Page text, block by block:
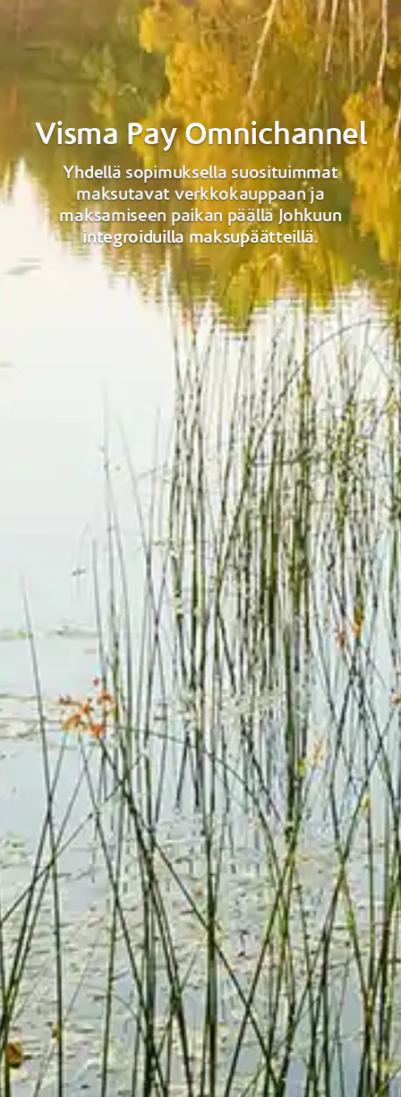
Visma Pay Omnichannel
Yhdellä sopimuksella suosituimmat
maksutavat verkkokauppaan ja
maksamiseen paikan päällä Johkuun
integroiduilla maksupäätteillä.